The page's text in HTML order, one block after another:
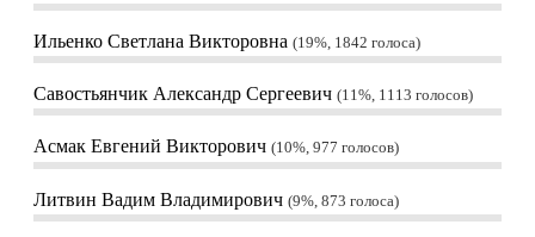
Ильенко Светлана Викторовна 19%, 1842 голоса
Савостьянчик Александр Сергеевич 11%, 1113 голосов
Асмак Евгений Викторович 10%, 977 голосов
Литвин Вадим Владимирович 9%, 873 голоса